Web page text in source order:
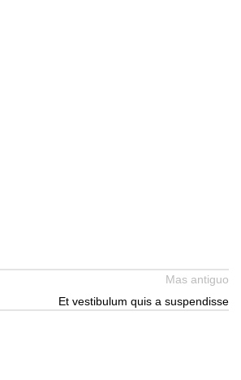
Mas antiguo
Et vestibulum quis a suspendisse